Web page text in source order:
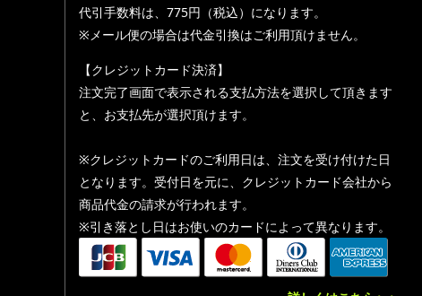
代引手数料は、775円（税込）になります。
※メール便の場合は代金引換はご利用頂けません。
【クレジットカード決済】
注文完了画面で表示される支払方法を選択して頂きます
と、お支払先が選択頂けます。
※クレジットカードのご利用日は、注文を受け付けた日
となります。受付日を元に、クレジットカード会社から
商品代金の請求が行われます。
※引き落とし日はお使いのカードによって異なります。